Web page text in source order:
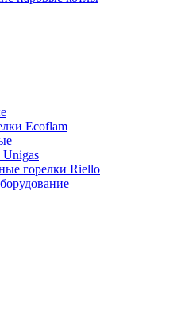
Ecoflam
горелки Riello